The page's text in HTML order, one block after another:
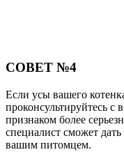
СОВЕТ №4
Если усы вашего
проконсультируйтесь
признаком более
специалист сможет
вашим питомцем.